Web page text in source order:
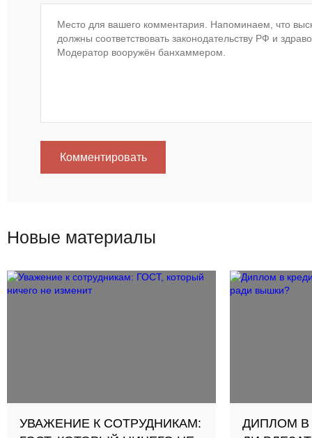
Комментировать
Новые материалы
УВАЖЕНИЕ К СОТРУДНИКАМ:
ДИПЛОМ В